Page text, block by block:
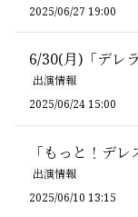
2025/06/27 19:00
6/30(月)「デレ
出演情報
2025/06/24 15:00
「もっと！デ
出演情報
2025/06/10 13:15